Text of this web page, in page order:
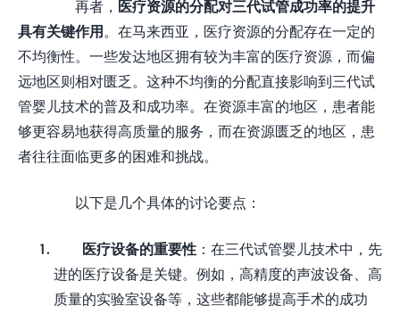
再者， 医疗资源的分配对三代试管成功率的提升
具有关键作用。在马来西亚，医疗资源的分配存在一定的
不均衡性。一些发达地区拥有较为丰富的医疗资源，而偏
远地区则相对匮乏。这种不均衡的分配直接影响到三代试
管婴儿技术的普及和成功率。在资源丰富的地区，患者能
够更容易地获得高质量的服务，而在资源匮乏的地区，患
者往往面临更多的困难和挑战。
以下是几个具体的讨论要点：
医疗设备的重要性 ：在三代试管婴儿技术中，先
进的医疗设备是关键。例如，高精度的声波设备、高
质量的实验室设备等，这些都能够提高手术的成功